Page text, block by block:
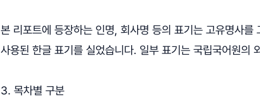
본 리포트에 등장하는 인명, 회사명 등의 표기는 고유명사를
사용된 한글 표기를 실었습니다. 일부 표기는 국립국어원의
3. 목차별 구분